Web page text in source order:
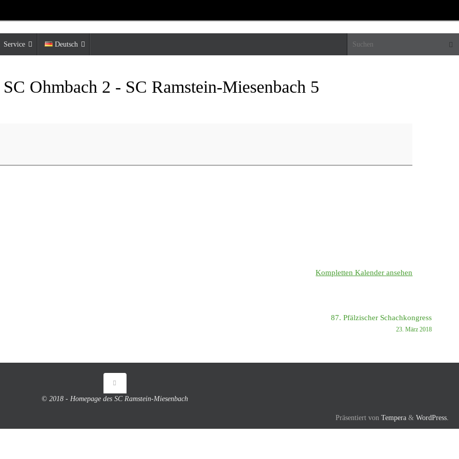
Service Deutsch
Ohmbach 2 - SC Ramstein-Miesenbach 5
Kompletten Kalender ansehen
87. Pfälzischer Schachkongress
23. März 2018
© 2018 - Homepage des SC Ramstein-Miesenbach
Präsentiert von Tempera & WordPress.